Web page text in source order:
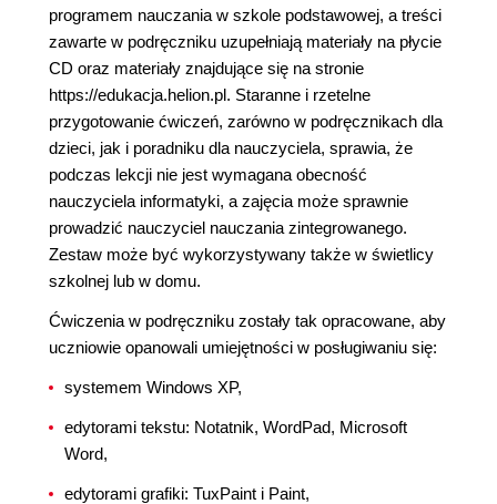
programem nauczania w szkole podstawowej, a treści
zawarte w podręczniku uzupełniają materiały na płycie
CD oraz materiały znajdujące się na stronie
https://edukacja.helion.pl. Staranne i rzetelne
przygotowanie ćwiczeń, zarówno w podręcznikach dla
dzieci, jak i poradniku dla nauczyciela, sprawia, że
podczas lekcji nie jest wymagana obecność
nauczyciela informatyki, a zajęcia może sprawnie
prowadzić nauczyciel nauczania zintegrowanego.
Zestaw może być wykorzystywany także w świetlicy
szkolnej lub w domu.
Ćwiczenia w podręczniku zostały tak opracowane, aby
uczniowie opanowali umiejętności w posługiwaniu się:
systemem Windows XP,
edytorami tekstu: Notatnik, WordPad, Microsoft
Word,
edytorami grafiki: TuxPaint i Paint,